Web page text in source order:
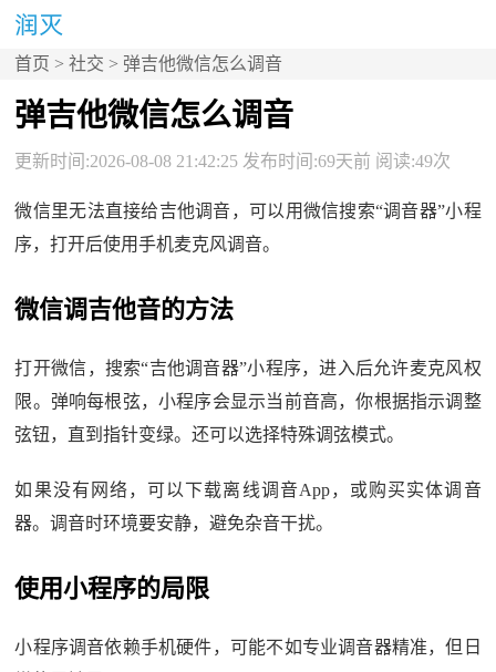
首页 >社交 > 弹吉他微信怎么调音
弹吉他微信怎么调音
更新时间:2026-08-08 21:42:25 发布时间:69天前 阅读:49次
微信里无法直接给吉他调音，可以用微信搜索“调音器”小程
序，打开后使用手机麦克风调音。
微信调吉他音的方法
打开微信，搜索“吉他调音器”小程序，进入后允许麦克风权
限。弹响每根弦，小程序会显示当前音高，你根据指示调整
弦钮，直到指针变绿。还可以选择特殊调弦模式。
如果没有网络，可以下载离线调音App，或购买实体调音
器。调音时环境要安静，避免杂音干扰。
使用小程序的局限
小程序调音依赖手机硬件，可能不如专业调音器精准，但日